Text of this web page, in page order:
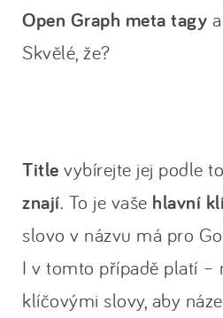
Open Graph meta tagy
Skvělé, že?
Title vybírejte jej podle
znají. To je vaše hlavní
slovo v názvu má pro
I v tomto případě platí –
klíčovými slovy, aby